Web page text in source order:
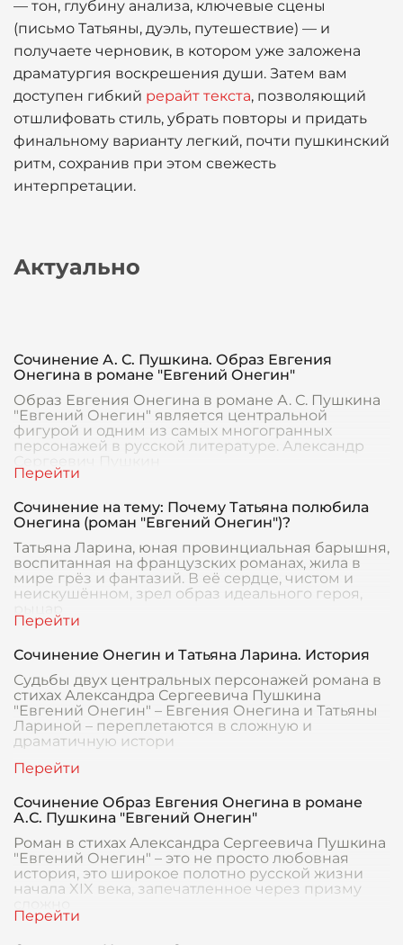
— тон, глубину анализа, ключевые сцены
(письмо Татьяны, дуэль, путешествие) — и
получаете черновик, в котором уже заложена
драматургия воскрешения души. Затем вам
доступен гибкий рерайт текста, позволяющий
отшлифовать стиль, убрать повторы и придать
финальному варианту легкий, почти пушкинский
ритм, сохранив при этом свежесть
интерпретации.
Актуально
Сочинение А. С. Пушкина. Образ Евгения
Онегина в романе "Евгений Онегин"
Образ Евгения Онегина в романе А. С. Пушкина
"Евгений Онегин" является центральной
фигурой и одним из самых многогранных
персонажей в русской литературе. Александр
Сергеевич Пушкин
Сочинение на тему: Почему Татьяна полюбила
Онегина (роман "Евгений Онегин")?
Татьяна Ларина, юная провинциальная барышня,
воспитанная на французских романах, жила в
мире грёз и фантазий. В её сердце, чистом и
неискушённом, зрел образ идеального героя,
Сочинение Онегин и Татьяна Ларина. История
Судьбы двух центральных персонажей романа в
стихах Александра Сергеевича Пушкина
"Евгений Онегин" – Евгения Онегина и Татьяны
Лариной – переплетаются в сложную и
драматичную истори
Сочинение Образ Евгения Онегина в романе
А.С. Пушкина "Евгений Онегин"
Роман в стихах Александра Сергеевича Пушкина
"Евгений Онегин" – это не просто любовная
история, это широкое полотно русской жизни
начала XIX века, запечатленное через призму